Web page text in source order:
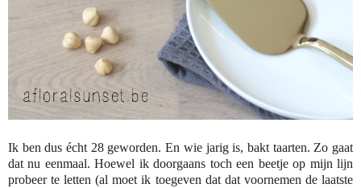
Ik ben dus écht 28 geworden. En wie jarig is, bakt taarten. Zo gaat
dat nu eenmaal. Hoewel ik doorgaans toch een beetje op mijn lijn
probeer te letten (al moet ik toegeven dat dat voornemen de laatste